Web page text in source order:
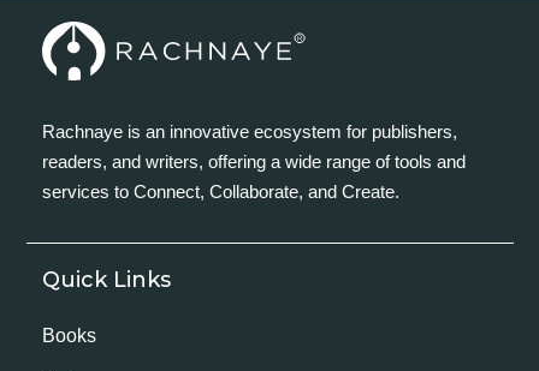
Rachnaye is an innovative ecosystem for publishers,
readers, and writers, offering a wide range of tools and
services to Connect, Collaborate, and Create.
Quick Links
Books